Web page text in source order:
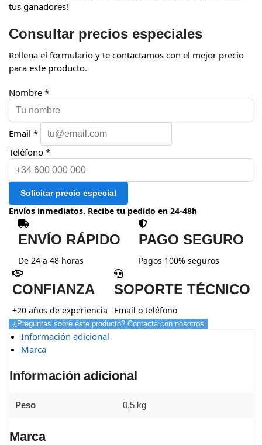
tus ganadores!
Consultar precios especiales
Rellena el formulario y te contactamos con el mejor precio
para este producto.
Nombre *
Email *
Teléfono *
Solicitar precio especial
Envíos inmediatos. Recibe tu pedido en 24-48h
ENVÍO RÁPIDO
De 24 a 48 horas
PAGO SEGURO
Pagos 100% seguros
CONFIANZA
+20 años de experiencia
SOPORTE TÉCNICO
Email o teléfono
¿Preguntas sobre este producto? Contacta con nosotros
Información adicional
Marca
Información adicional
Peso 0,5 kg
Marca